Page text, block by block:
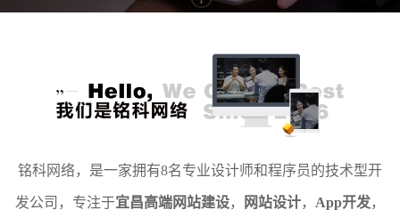
铭科网络，是一家拥有8名专业设计师和程序员的技术型开
发公司，专注于宜昌高端网站建设， 网站设计， App开发，